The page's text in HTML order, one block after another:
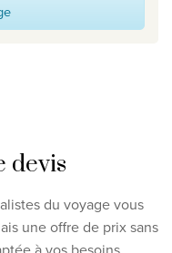
devis
du voyage vous
une offre de prix sans